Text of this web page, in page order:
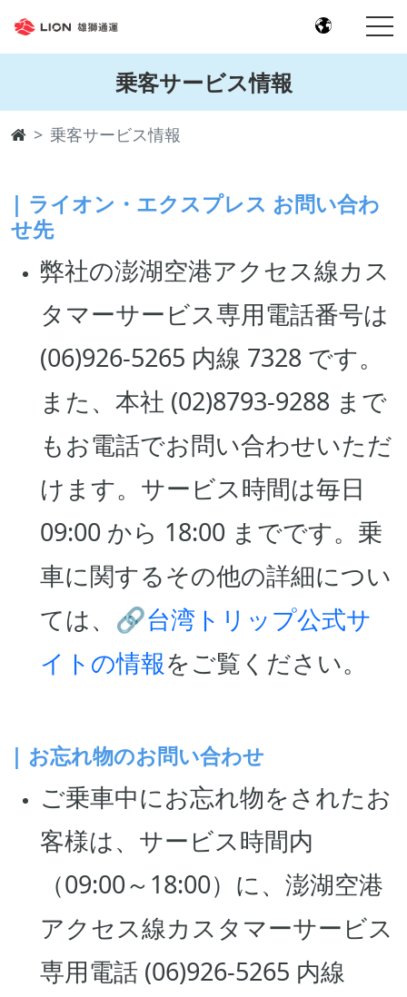
乗客サービス情報
乗客サービス情報
| ライオン・エクスプレス お問い合わ
せ先
弊社の澎湖空港アクセス線カス
タマーサービス専用電話番号は
(06)926-5265 内線 7328 です。
また、本社 (02)8793-9288 まで
もお電話でお問い合わせいただ
けます。サービス時間は毎日
09:00 から 18:00 までです。乗
車に関するその他の詳細につい
ては、🔗台湾トリップ公式サ
イトの情報をご覧ください。
| お忘れ物のお問い合わせ
ご乗車中にお忘れ物をされたお
客様は、サービス時間内
（09:00～18:00）に、澎湖空港
アクセス線カスタマーサービス
専用電話 (06)926-5265 内線